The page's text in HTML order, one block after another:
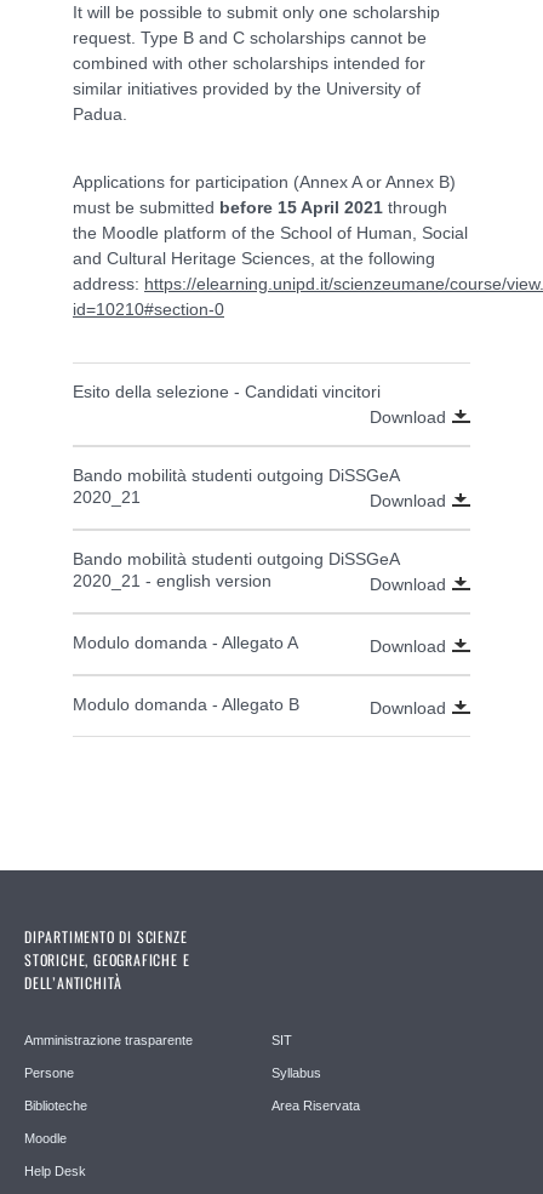
It will be possible to submit only one scholarship
request. Type B and C scholarships cannot be
combined with other scholarships intended for
similar initiatives provided by the University of
Padua.
Applications for participation (Annex A or Annex B)
must be submitted before 15 April 2021 through
the Moodle platform of the School of Human, Social
and Cultural Heritage Sciences, at the following
address: https://elearning.unipd.it/scienzeumane/course/
id=10210#section-0
Esito della selezione - Candidati vincitori
Download
Bando mobilità studenti outgoing DiSSGeA
2020_21
Download
Bando mobilità studenti outgoing DiSSGeA
2020_21 - english version
Download
Modulo domanda - Allegato A Download
Modulo domanda - Allegato B Download
DIPARTIMENTO DI SCIENZE
STORICHE, GEOGRAFICHE E
DELL’ANTICHITÀ
Amministrazione trasparente
Persone
Biblioteche
Moodle
Help Desk
SIT
Syllabus
Area Riservata